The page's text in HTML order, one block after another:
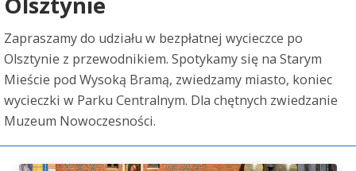
Zapraszamy do udziału w bezpłatnej wycieczce po
Olsztynie z przewodnikiem. Spotykamy się na Starym
Mieście pod Wysoką Bramą, zwiedzamy miasto, koniec
wycieczki w Parku Centralnym. Dla chętnych zwiedzanie
Muzeum Nowoczesności.